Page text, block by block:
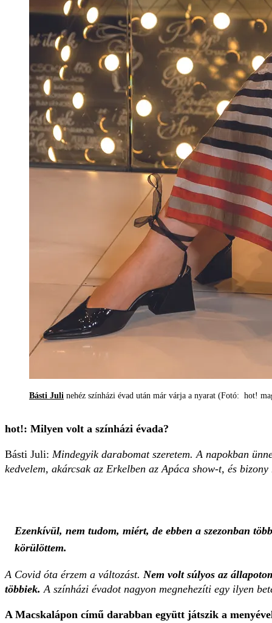
Básti Juli nehéz színházi évad után már várja a nyarat (Fotó: hot!
hot!: Milyen volt a színházi évada?
Básti Juli: Mindegyik darabomat szeretem. A napokban
kedvelem, akárcsak az Erkelben az Apáca show-t, és
Ezenkívül, nem tudom, miért, de ebben a szezonban
körülöttem.
A Covid óta érzem a változást. Nem volt súlyos az
többiek.A színházi évadot nagyon megnehezíti egy ilyen
A Macskalápon című darabban együtt játszik a